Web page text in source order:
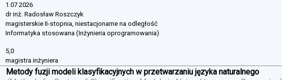
1.07.2026
dr inż. Radosław Roszczyk
magisterskie II-stopnia, niestacjonarne na odległość
Informatyka stosowana (Inżynieria oprogramowania)
5,0
magistra inżyniera
Metody fuzji modeli klasyfikacyjnych w przetwarzaniu języka naturalnego